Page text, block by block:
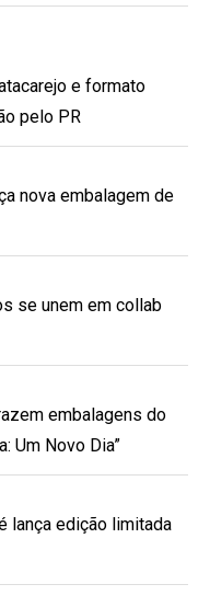
e formato
pelo PR
nova embalagem de
se unem em collab
embalagens do
Um Novo Dia”
lança edição limitada